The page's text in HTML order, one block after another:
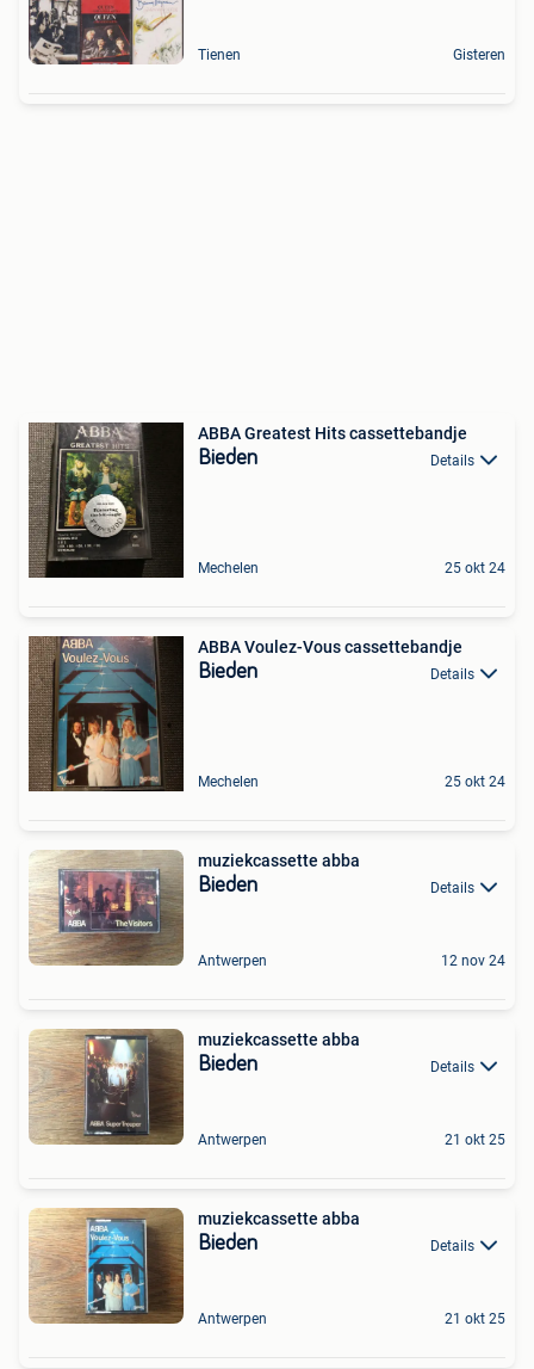
Tienen Gisteren
ABBA Greatest Hits cassettebandje
Bieden Details
Mechelen 25 okt 24
ABBA Voulez-Vous cassettebandje
Bieden Details
Mechelen 25 okt 24
muziekcassette abba
Bieden Details
Antwerpen 12 nov 24
muziekcassette abba
Bieden Details
Antwerpen 21 okt 25
muziekcassette abba
Bieden Details
Antwerpen 21 okt 25